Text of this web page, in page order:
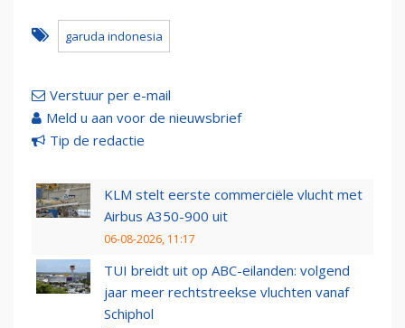
garuda indonesia
Verstuur per e-mail
Meld u aan voor de nieuwsbrief
Tip de redactie
KLM stelt eerste commerciële vlucht met
Airbus A350-900 uit
06-08-2026, 11:17
TUI breidt uit op ABC-eilanden: volgend
jaar meer rechtstreekse vluchten vanaf
Schiphol